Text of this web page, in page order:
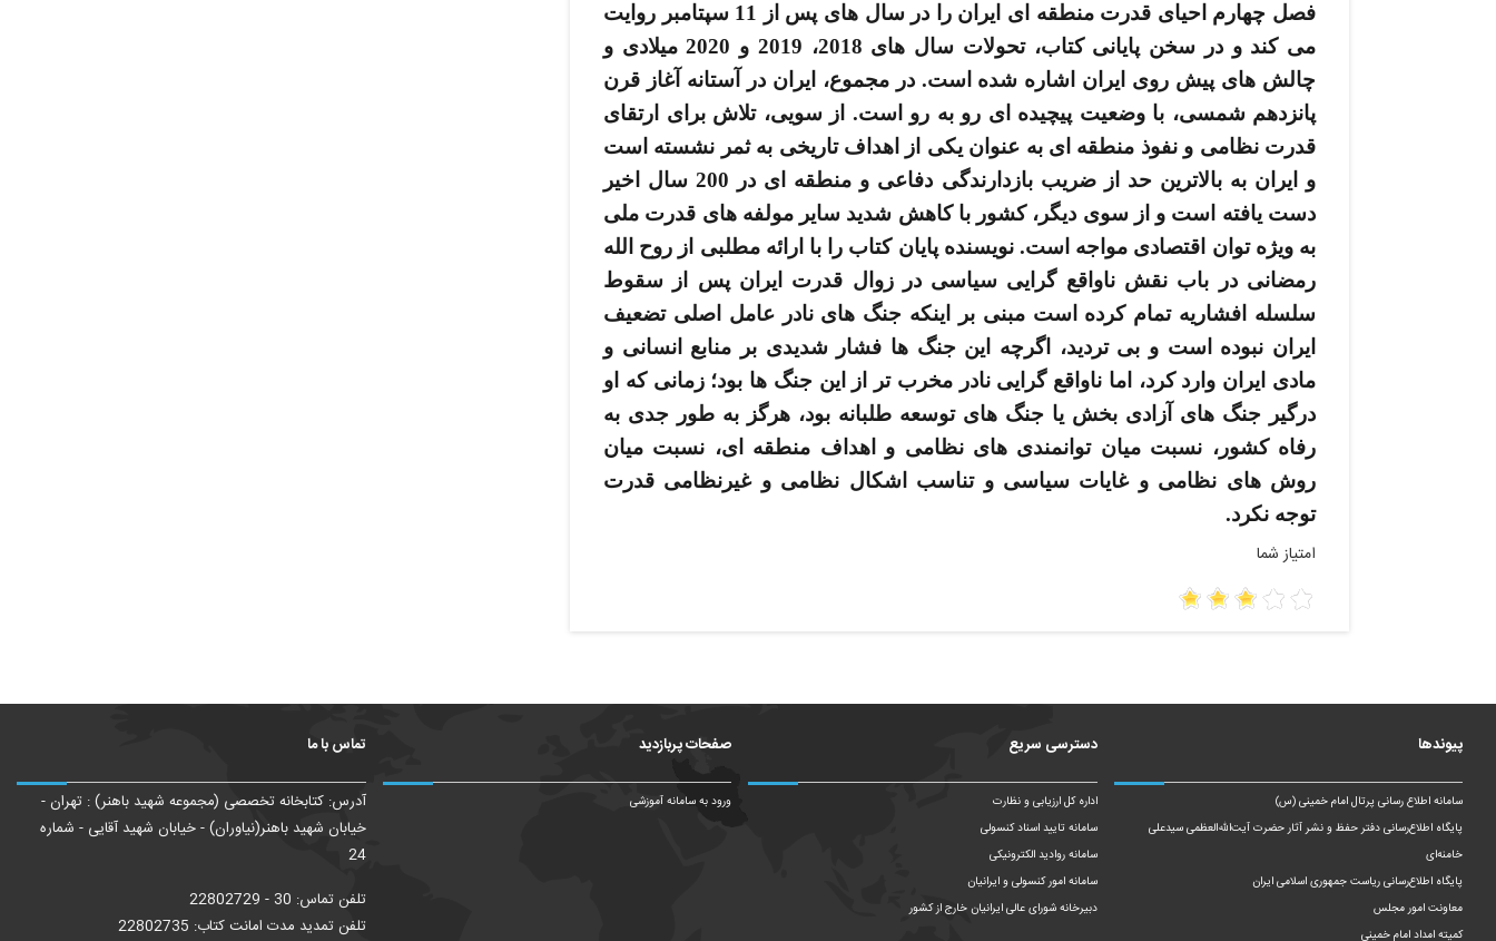
فصل چهارم احیای قدرت منطقه­ ای ایران را در سال­ های پس از 11 سپتامبر روایت
می ­کند و در سخن پایانی کتاب، تحولات سال­ های 2018، 2019 و 2020 میلادی و
چالش­ های پیش روی ایران اشاره شده است. در مجموع، ایران در آستانه آغاز قرن
پانزدهم شمسی، با وضعیت پیچیده ­ای رو به رو است. از سویی، تلاش برای ارتقای
قدرت نظامی و نفوذ منطقه ­ای به عنوان یکی از اهداف تاریخی به ثمر نشسته است
و ایران به بالاترین حد از ضریب بازدارندگی دفاعی و منطقه ­ای در 200 سال اخیر
دست یافته است و از سوی دیگر، کشور با کاهش شدید سایر مولفه ­های قدرت ملی
به ویژه توان اقتصادی مواجه است. نویسنده پایان کتاب را با ارائه مطلبی از روح الله
رمضانی در باب نقش ناواقع­ گرایی سیاسی در زوال قدرت ایران پس از سقوط
سلسله افشاریه تمام کرده ­است مبنی بر اینکه جنگ­ های نادر عامل اصلی تضعیف
ایران نبوده است و بی ­تردید، اگرچه این جنگ ­ها فشار شدیدی بر منابع انسانی و
مادی ایران وارد کرد، اما ناواقع­ گرایی نادر مخرب­ تر از این جنگ­ ها بود؛ زمانی که او
درگیر جنگ­ های آزادی­ بخش یا جنگ ­های توسعه ­طلبانه بود، هرگز به طور جدی به
رفاه کشور، نسبت میان توان­مندی­ های نظامی و اهداف منطقه ­ای، نسبت میان
روش­ های نظامی و غایات سیاسی و تناسب اشکال نظامی و غیرنظامی قدرت
توجه نکرد.
امتیاز شما
پیوندها
سامانه اطلاع رسانی پرتال امام خمینی (س)
پایگاه اطلاع‌رسانی دفتر حفظ و نشر آثار حضرت آیت‌الله‌العظمی سیدعلی
خامنه‌ای
پایگاه اطلاع‌رسانی ریاست‌ جمهوری اسلامی ایران
معاونت امور مجلس
کمیته امداد امام خمینی
دسترسی سریع
اداره کل ارزیابی و نظارت
سامانه تایید اسناد کنسولی
سامانه روادید الکترونیکی
سامانه امور کنسولی و ایرانیان
دبیرخانه شورای عالی ایرانیان خارج از کشور
صفحات پربازدید
ورود به سامانه آموزشی
تماس با ما
آدرس: کتابخانه تخصصی (مجموعه شهید باهنر) : تهران -
خیابان شهید باهنر(نیاوران) - خیابان شهید آقایی - شماره
24
تلفن تماس: 30 - 22802729
تلفن تمدید مدت امانت کتاب: 22802735